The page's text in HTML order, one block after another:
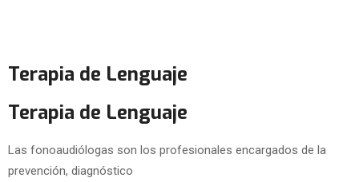
Terapia de Lenguaje
Terapia de Lenguaje
Las fonoaudiólogas son los profesionales encargados de la
prevención, diagnóstico